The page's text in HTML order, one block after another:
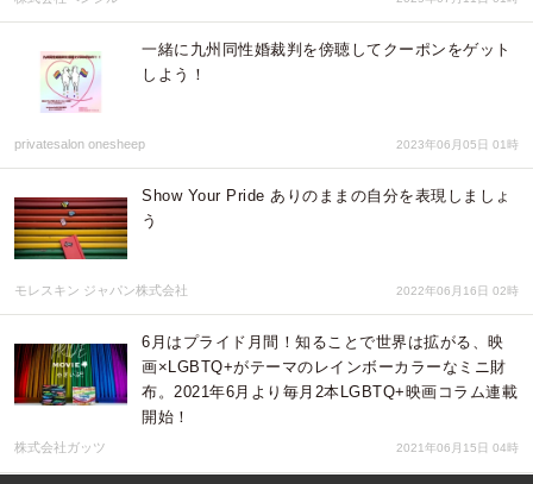
一緒に九州同性婚裁判を傍聴してクーポンをゲット
しよう！
privatesalon onesheep 2023年06月05日 01時
Show Your Pride ありのままの自分を表現しましょ
う
モレスキン ジャパン株式会社 2022年06月16日 02時
6月はプライド月間！知ることで世界は拡がる、映
画×LGBTQ+がテーマのレインボーカラーなミニ財
布。2021年6月より毎月2本LGBTQ+映画コラム連載
開始！
株式会社ガッツ 2021年06月15日 04時